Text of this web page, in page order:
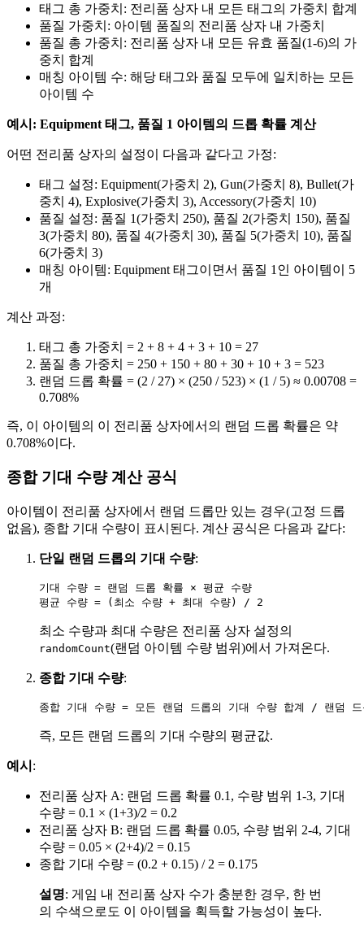
태그 총 가중치: 전리품 상자 내 모든 태그의 가중치 합계
품질 가중치: 아이템 품질의 전리품 상자 내 가중치
품질 총 가중치: 전리품 상자 내 모든 유효 품질(1-6)의 가
중치 합계
매칭 아이템 수: 해당 태그와 품질 모두에 일치하는 모든
아이템 수
예시: Equipment 태그, 품질 1 아이템의 드롭 확률 계산
어떤 전리품 상자의 설정이 다음과 같다고 가정:
태그 설정: Equipment(가중치 2), Gun(가중치 8), Bullet(가
중치 4), Explosive(가중치 3), Accessory(가중치 10)
품질 설정: 품질 1(가중치 250), 품질 2(가중치 150), 품질
3(가중치 80), 품질 4(가중치 30), 품질 5(가중치 10), 품질
6(가중치 3)
매칭 아이템: Equipment 태그이면서 품질 1인 아이템이 5
개
계산 과정:
태그 총 가중치 = 2 + 8 + 4 + 3 + 10 = 27
품질 총 가중치 = 250 + 150 + 80 + 30 + 10 + 3 = 523
랜덤 드롭 확률 = (2 / 27) × (250 / 523) × (1 / 5) ≈ 0.00708 =
0.708%
즉, 이 아이템의 이 전리품 상자에서의 랜덤 드롭 확률은 약
0.708%이다.
종합 기대 수량 계산 공식
아이템이 전리품 상자에서 랜덤 드롭만 있는 경우(고정 드롭
없음), 종합 기대 수량이 표시된다. 계산 공식은 다음과 같다:
단일 랜덤 드롭의 기대 수량:
기대 수량 = 랜덤 드롭 확률 × 평균 수량
최소 수량과 최대 수량은 전리품 상자 설정의
randomCount(랜덤 아이템 수량 범위)에서 가져온다.
종합 기대 수량:
즉, 모든 랜덤 드롭의 기대 수량의 평균값.
예시 :
전리품 상자 A: 랜덤 드롭 확률 0.1, 수량 범위 1-3, 기대
수량 = 0.1 × (1+3)/2 = 0.2
전리품 상자 B: 랜덤 드롭 확률 0.05, 수량 범위 2-4, 기대
수량 = 0.05 × (2+4)/2 = 0.15
종합 기대 수량 = (0.2 + 0.15) / 2 = 0.175
설명: 게임 내 전리품 상자 수가 충분한 경우, 한 번
의 수색으로도 이 아이템을 획득할 가능성이 높다.